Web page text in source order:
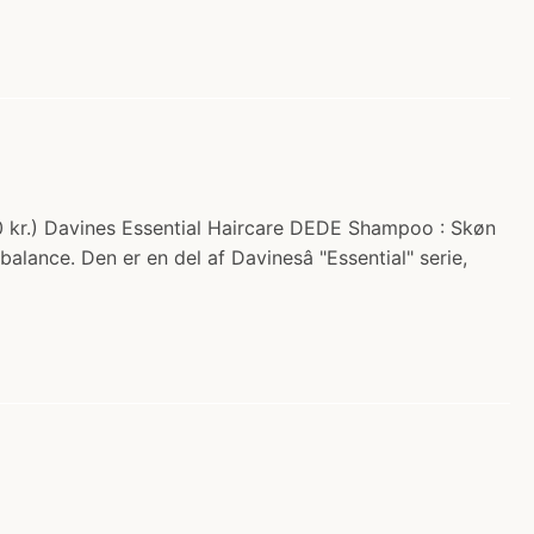
Davines Essential Haircare DEDE Shampoo : Skøn
Den er en del af Davinesâ "Essential" serie,